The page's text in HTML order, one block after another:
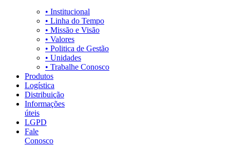
• Institucional
• Linha do Tempo
• Missão e Visão
• Valores
• Politica de Gestão
• Unidades
• Trabalhe Conosco
Produtos
Logística
Distribuição
Informações
úteis
LGPD
Fale
Conosco